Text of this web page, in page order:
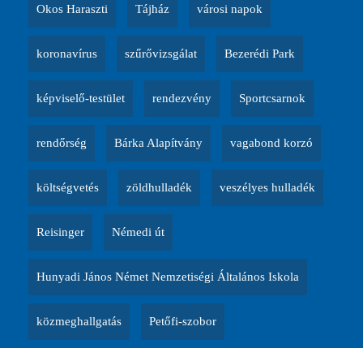
Okos Haraszti Tájház városi napok
koronavírus szűrővizsgálat Bezerédi Park
képviselő-testület rendezvény Sportcsarnok
rendőrség Bárka Alapítvány vagabond korzó
költségvetés zöldhulladék veszélyes hulladék
Reisinger Némedi út
Hunyadi János Német Nemzetiségi Általános Iskola
közmeghallgatás Petőfi-szobor